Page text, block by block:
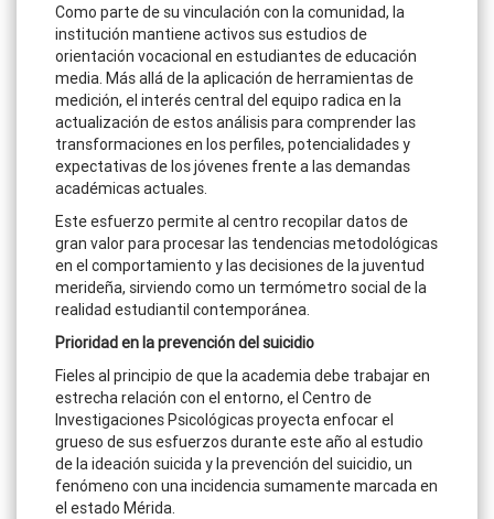
Como parte de su vinculación con la comunidad, la
institución mantiene activos sus estudios de
orientación vocacional en estudiantes de educación
media. Más allá de la aplicación de herramientas de
medición, el interés central del equipo radica en la
actualización de estos análisis para comprender las
transformaciones en los perfiles, potencialidades y
expectativas de los jóvenes frente a las demandas
académicas actuales.
Este esfuerzo permite al centro recopilar datos de
gran valor para procesar las tendencias metodológicas
en el comportamiento y las decisiones de la juventud
merideña, sirviendo como un termómetro social de la
realidad estudiantil contemporánea.
Prioridad en la prevención del suicidio
Fieles al principio de que la academia debe trabajar en
estrecha relación con el entorno, el Centro de
Investigaciones Psicológicas proyecta enfocar el
grueso de sus esfuerzos durante este año al estudio
de la ideación suicida y la prevención del suicidio, un
fenómeno con una incidencia sumamente marcada en
el estado Mérida.